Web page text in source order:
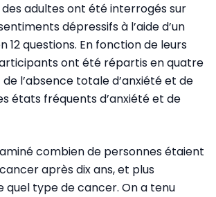
adultes ont été interrogés sur
dépressifs à l’aide d’un
12 questions. En fonction de leurs
ont été répartis en quatre
l’absence totale d’anxiété et de
états fréquents d’anxiété et de
combien de personnes étaient
après dix ans, et plus
quel type de cancer. On a tenu